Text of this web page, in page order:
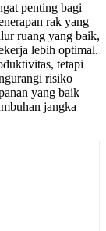
penting bagi
rak yang
ruang yang baik,
lebih optimal.
tetapi
risiko
yang baik
jangka